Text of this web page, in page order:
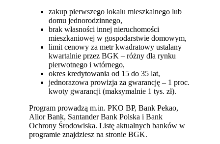
zakup pierwszego lokalu mieszkalnego lub
domu jednorodzinnego,
brak własności innej nieruchomości
mieszkaniowej w gospodarstwie domowym,
limit cenowy za metr kwadratowy ustalany
kwartalnie przez BGK – różny dla rynku
pierwotnego i wtórnego,
okres kredytowania od 15 do 35 lat,
jednorazowa prowizja za gwarancję – 1 proc.
kwoty gwarancji (maksymalnie 1 tys. zł).
Program prowadzą m.in. PKO BP, Bank Pekao,
Alior Bank, Santander Bank Polska i Bank
Ochrony Środowiska. Listę aktualnych banków w
programie znajdziesz na stronie BGK.